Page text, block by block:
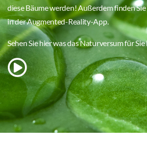
diese Bäume werden! Außerdem finden
in der Augmented-Reality-App.
Sehen Sie hier was das Naturversum für